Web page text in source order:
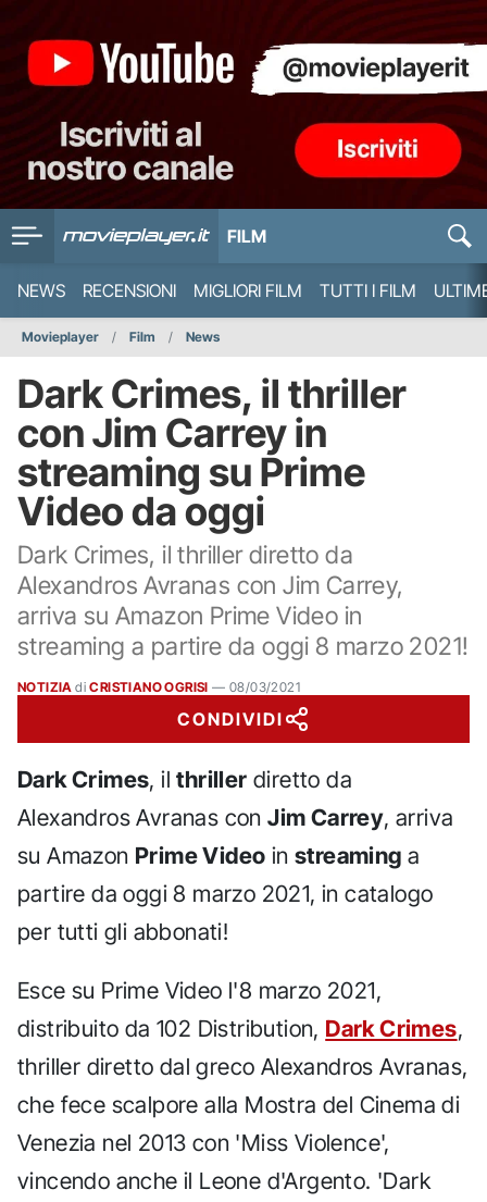
FILM
NEWS RECENSIONI MIGLIORI FILM TUTTI I FILM
Movieplayer Film News
Dark Crimes, il thriller
con Jim Carrey in
streaming su Prime
Video da oggi
Dark Crimes, il thriller diretto da
Alexandros Avranas con Jim Carrey,
arriva su Amazon Prime Video in
streaming a partire da oggi 8 marzo 2021!
NOTIZIA di CRISTIANO OGRISI —08/03/2021
CONDIVIDI
Dark Crimes, ilthriller diretto da
Alexandros Avranas conJim Carrey, arriva
su Amazon Prime Video instreaming a
partire da oggi 8 marzo 2021, in catalogo
per tutti gli abbonati!
Esce su Prime Video l'8 marzo 2021,
distribuito da 102 Distribution, Dark Crimes,
thriller diretto dal greco Alexandros Avranas,
che fece scalpore alla Mostra del Cinema di
Venezia nel 2013 con 'Miss Violence',
vincendo anche il Leone d'Argento. 'Dark